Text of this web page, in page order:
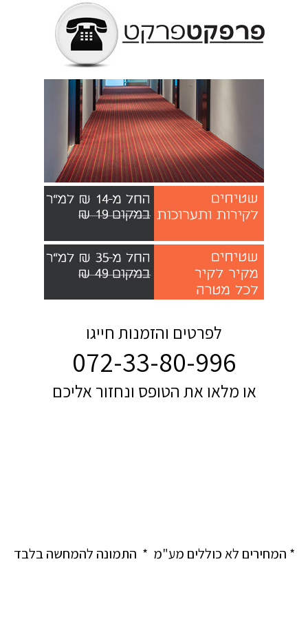
לפרטים והזמנות חייגו
072-33-80-996
או מלאו את הטופס ונחזור אליכם
* המחירים לא כוללים מע"מ * התמונה להמחשה בלבד